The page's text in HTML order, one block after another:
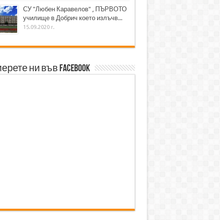
СУ "Любен Каравелов" , ПЪРВОТО
училище в Добрич което излъчв...
15.09.2020 г.
ни във Facebook